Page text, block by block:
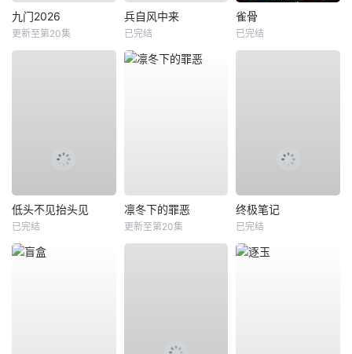
九门2026
更新至第20集
兵自风中来
已完结
雀骨
已完结
低头不见抬头见
已完结
凛冬下的罪恶
更新至第20集
终极笔记
已完结